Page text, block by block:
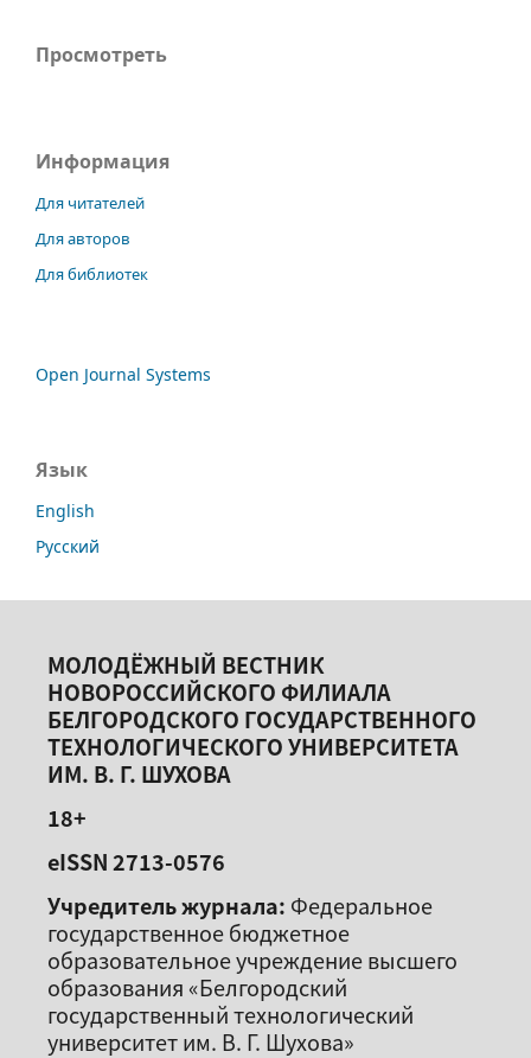
Просмотреть
Информация
Для читателей
Для авторов
Для библиотек
Open Journal Systems
Язык
English
Русский
МОЛОДЁЖНЫЙ ВЕСТНИК
НОВОРОССИЙСКОГО ФИЛИАЛА
БЕЛГОРОДСКОГО ГОСУДАРСТВЕННОГО
ТЕХНОЛОГИЧЕСКОГО УНИВЕРСИТЕТА
ИМ. В. Г. ШУХОВА
18+
eISSN 2713-0576
Учредитель журнала: Федеральное
государственное бюджетное
образовательное учреждение высшего
образования «Белгородский
государственный технологический
университет им. В. Г. Шухова»